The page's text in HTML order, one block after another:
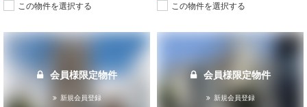
この物件を選択する
この物件を選択する
会員様限定物件
新規会員登録
会員様限定物件
新規会員登録